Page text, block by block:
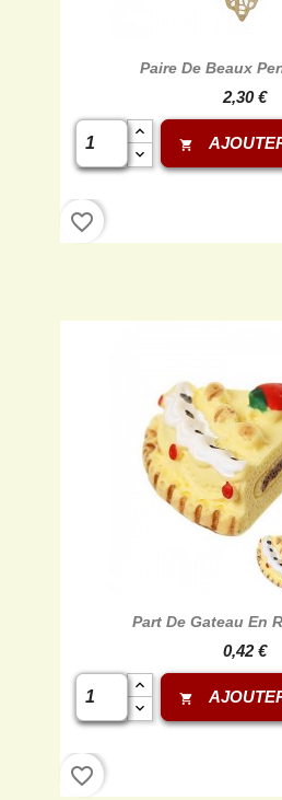
Paire De Beaux
2,30 €
shopping_cart
favorite_border
Part De Gateau En
0,42 €
shopping_cart
favorite_border